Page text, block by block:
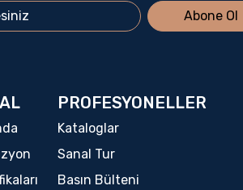
Abone Ol
PROFESYONELLER
Kataloglar
Sanal Tur
Basın Bülteni